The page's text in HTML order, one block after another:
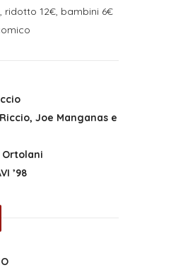
ridotto 12€, bambini 6€
Joe Manganas e
Ortolani
’98